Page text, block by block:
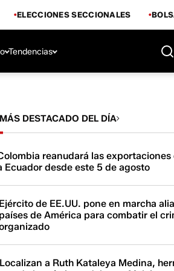
ELECCIONES SECCIONALES
Tendencias
DESTACADO DEL DÍA
reanudará las exportaciones
Ecuador desde este 5 de agosto
Ejército de EE.UU. pone en marcha
países de América para combatir el
Localizan a Ruth Kataleya Medina,